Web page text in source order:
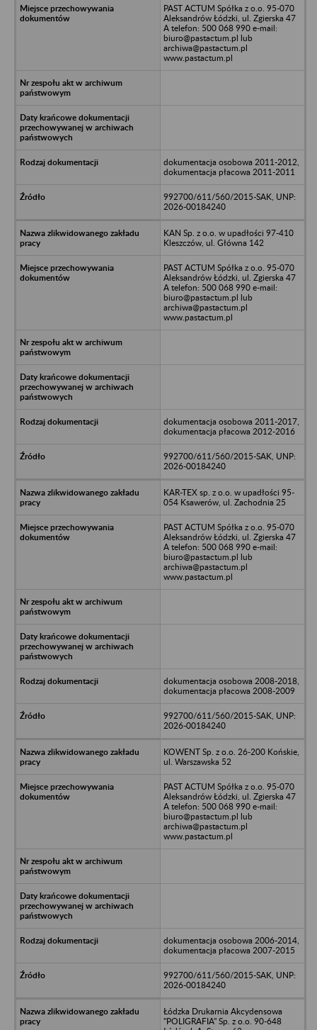
PAST ACTUM Spółka z o.o. 95-070
Aleksandrów Łódzki, ul. Zgierska 47
A telefon: 500 068 990 e-mail:
biuro@pastactum.pl lub
archiwa@pastactum.pl
www.pastactum.pl
dokumentacja osobowa 2011-2012,
dokumentacja płacowa 2011-2011
992700/611/560/2015-SAK, UNP:
2026-00184240
KAN Sp. z o.o. w upadłości 97-410
Kleszczów, ul. Główna 142
PAST ACTUM Spółka z o.o. 95-070
Aleksandrów Łódzki, ul. Zgierska 47
A telefon: 500 068 990 e-mail:
biuro@pastactum.pl lub
archiwa@pastactum.pl
www.pastactum.pl
dokumentacja osobowa 2011-2017,
dokumentacja płacowa 2012-2016
992700/611/560/2015-SAK, UNP:
2026-00184240
KAR-TEX sp. z o.o. w upadłości 95-
054 Ksawerów, ul. Zachodnia 25
PAST ACTUM Spółka z o.o. 95-070
Aleksandrów Łódzki, ul. Zgierska 47
A telefon: 500 068 990 e-mail:
biuro@pastactum.pl lub
archiwa@pastactum.pl
www.pastactum.pl
dokumentacja osobowa 2008-2018,
dokumentacja płacowa 2008-2009
992700/611/560/2015-SAK, UNP:
2026-00184240
KOWENT Sp. z o.o. 26-200 Końskie,
ul. Warszawska 52
PAST ACTUM Spółka z o.o. 95-070
Aleksandrów Łódzki, ul. Zgierska 47
A telefon: 500 068 990 e-mail:
biuro@pastactum.pl lub
archiwa@pastactum.pl
www.pastactum.pl
dokumentacja osobowa 2006-2014,
dokumentacja płacowa 2007-2015
992700/611/560/2015-SAK, UNP:
2026-00184240
Łódzka Drukarnia Akcydensowa
"POLIGRAFIA" Sp. z o.o. 90-648